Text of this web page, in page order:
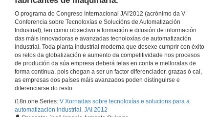
O programa do Congreso Internacional JAI'2012 (acrónimo da V
Conferencia sobre Tecnoloxías e Solucións de Automatización
Industrial), ten como obxectivo a formación e difusión de información
das máis innovadoras e avanzadas tecnoloxías de automatización
industrial. Toda planta industrial moderna que desexe cumprir con éxito
os retos da globalización e aumento da competitividade nos procesos
de produción da súa empresa deberá telas en conta e melloralas de
forma continua, pois chegan a ser un factor diferenciador, grazas ó cal,
as empresas dos países máis avanzados poden distinguirse e
diferenciarse do resto.
i18n.one.Series: V Xornadas sobre tecnoloxías e solucions para a
automatización industrial. JAI 2012
Entrevista a Jordi Calaf
13 de nov. de 2012
25 anos de solucións software de Wonderware para a xestión de operacións en tempo real.
Entrevista a Patxi Arruabarrena